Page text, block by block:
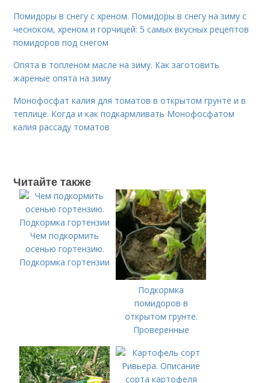
Помидоры в снегу с хреном. Помидоры в снегу на зиму с
чесноком, хреном и горчицей: 5 самых вкусных рецептов
помидоров под снегом
Опята в топленом масле на зиму. Как заготовить
жареные опята на зиму
Монофосфат калия для томатов в открытом грунте и в
теплице. Когда и как подкармливать Монофосфатом
калия рассаду томатов
Читайте также
Чем подкормить
осенью гортензию.
Подкормка гортензии
Подкормка
помидоров в
открытом грунте.
Проверенные
минеральные
удобрения